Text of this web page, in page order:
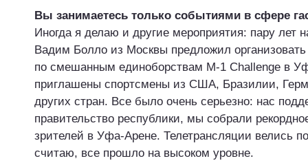
Вы занимаетесь только событиями в сфере
Иногда я делаю и другие мероприятия: пару лет
Вадим Болло из Москвы предложил
по смешанным единоборствам M-1 Challenge в
приглашены спортсмены из США, Бразилии,
других стран. Все было очень серьезно: нас
правительство республики, мы собрали
зрителей в Уфа-Арене. Телетрансляции велись
считаю, все прошло на высоком уровне.